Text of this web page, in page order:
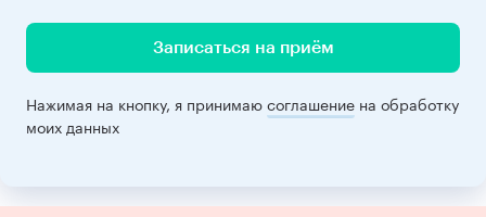
Записаться на приём
Нажимая на кнопку, я принимаюсоглашение на обработку
моих данных